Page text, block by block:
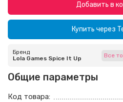
Добавить в
Купить через
Бренд
Lola Games Spice It Up
Все
Общие параметры
Код товара: